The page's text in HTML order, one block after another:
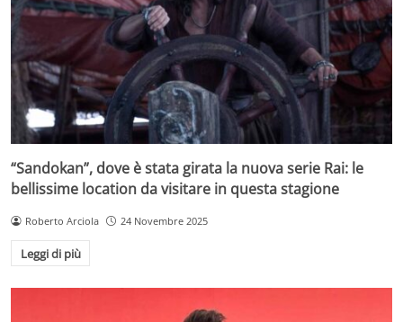
“Sandokan”, dove è stata girata la nuova serie Rai: le
bellissime location da visitare in questa stagione
Roberto Arciola 24 Novembre 2025
Leggi di più